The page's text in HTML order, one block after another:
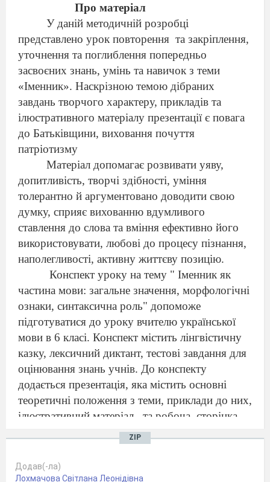
Про матеріал
У даній методичній розробці
представлено урок повторення та закріплення,
уточнення та поглиблення попередньо
засвоєних знань, умінь та навичок з теми
«Іменник». Наскрізною темою дібраних
завдань творчого характеру, прикладів та
ілюстративного матеріалу презентації є повага
до Батьківщини, виховання почуття
патріотизму
Матеріал допомагає розвивати уяву,
допитливість, творчі здібності, уміння
толерантно й аргументовано доводити свою
думку, сприяє вихованню вдумливого
ставлення до слова та вміння ефективно його
використовувати, любові до процесу пізнання,
наполегливості, активну життєву позицію.
Конспект уроку на тему " Іменник як
частина мови: загальне значення, морфологічні
ознаки, синтаксична роль" допоможе
підготуватися до уроку вчителю української
мови в 6 класі. Конспект містить лінгвістичну
казку, лексичний диктант, тестові завдання для
оцінювання знань учнів. До конспекту
додається презентація, яка містить основні
теоретичні положення з теми, приклади до них,
ілюстративний матеріал,
та робоча сторінка
Іменник як частина мови: загальне
значення, морфологічні ознаки, синтаксична
роль
ZIP
Додав(-ла)
Лохмачова Світлана Леонідівна